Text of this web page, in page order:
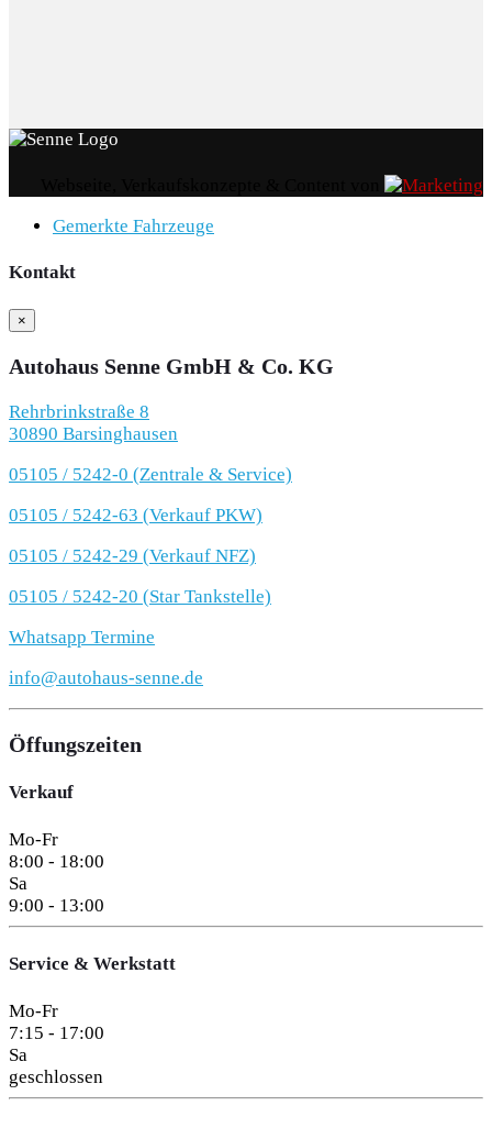
Gemerkte Fahrzeuge
Kontakt
×
Autohaus Senne GmbH & Co. KG
Rehrbrinkstraße 8
30890 Barsinghausen
05105 / 5242-0 (Zentrale & Service)
05105 / 5242-63 (Verkauf PKW)
05105 / 5242-29 (Verkauf NFZ)
05105 / 5242-20 (Star Tankstelle)
Whatsapp Termine
info@autohaus-senne.de
Öffungszeiten
Verkauf
Mo-Fr
8:00 - 18:00
Sa
9:00 - 13:00
Service & Werkstatt
Mo-Fr
7:15 - 17:00
Sa
geschlossen